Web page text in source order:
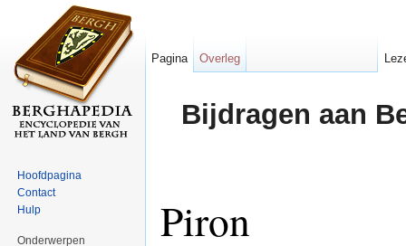
Bijdragen aan
Piron
Pagina Overleg
Hoofdpagina
Contact
Hulp
Onderwerpen